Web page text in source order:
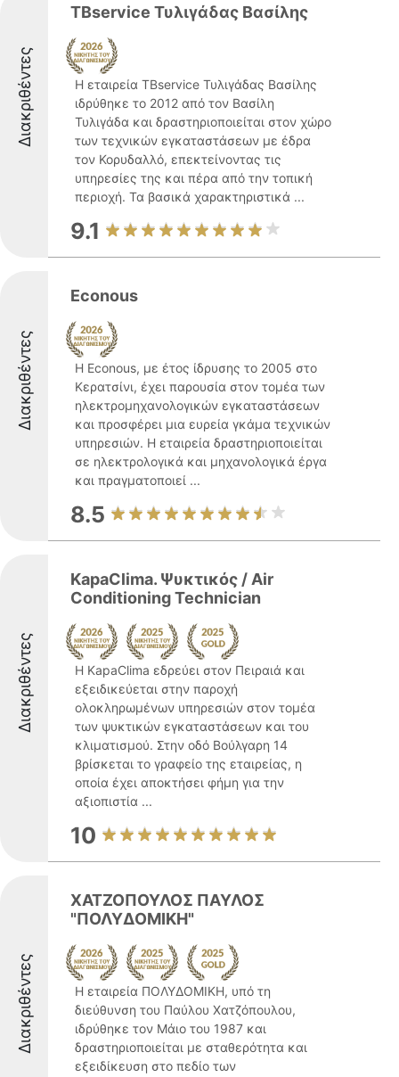
Διακριθέντες
TBservice Τυλιγάδας Βασίλης
Η εταιρεία TBservice Τυλιγάδας Βασίλης
ιδρύθηκε το 2012 από τον Βασίλη
Τυλιγάδα και δραστηριοποιείται στον χώρο
των τεχνικών εγκαταστάσεων με έδρα
τον Κορυδαλλό, επεκτείνοντας τις
υπηρεσίες της και πέρα από την τοπική
περιοχή. Τα βασικά χαρακτηριστικά ...
9.1
Διακριθέντες
Econous
Η Econous, με έτος ίδρυσης το 2005 στο
Κερατσίνι, έχει παρουσία στον τομέα των
ηλεκτρομηχανολογικών εγκαταστάσεων
και προσφέρει μια ευρεία γκάμα τεχνικών
υπηρεσιών. Η εταιρεία δραστηριοποιείται
σε ηλεκτρολογικά και μηχανολογικά έργα
και πραγματοποιεί ...
8.5
Διακριθέντες
KapaClima. Ψυκτικός / Air
Conditioning Technician
Η KapaClima εδρεύει στον Πειραιά και
εξειδικεύεται στην παροχή
ολοκληρωμένων υπηρεσιών στον τομέα
των ψυκτικών εγκαταστάσεων και του
κλιματισμού. Στην οδό Βούλγαρη 14
βρίσκεται το γραφείο της εταιρείας, η
οποία έχει αποκτήσει φήμη για την
αξιοπιστία ...
10
Διακριθέντες
ΧΑΤΖΟΠΟΥΛΟΣ ΠΑΥΛΟΣ
"ΠΟΛΥΔΟΜΙΚΗ"
Η εταιρεία ΠΟΛΥΔΟΜΙΚΗ, υπό τη
διεύθυνση του Παύλου Χατζόπουλου,
ιδρύθηκε τον Μάιο του 1987 και
δραστηριοποιείται με σταθερότητα και
εξειδίκευση στο πεδίο των